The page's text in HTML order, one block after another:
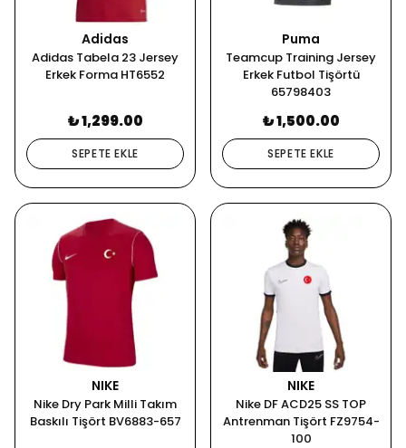
Adidas
Adidas Tabela 23 Jersey
Erkek Forma HT6552
₺ 1,299.00
SEPETE EKLE
Puma
Teamcup Training Jersey
Erkek Futbol Tişörtü
65798403
₺ 1,500.00
SEPETE EKLE
NIKE
Nike Dry Park Milli Takım
Baskılı Tişört BV6883-657
NIKE
Nike DF ACD25 SS TOP
Antrenman Tişört FZ9754-
100